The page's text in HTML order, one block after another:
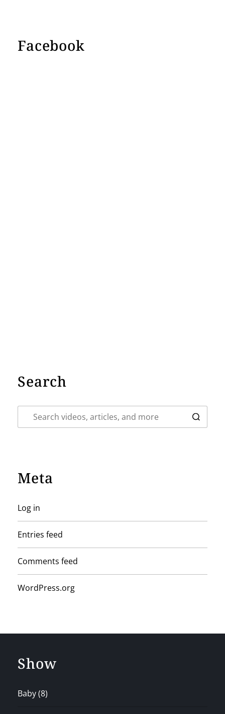
Facebook
Search
Meta
Log in
Entries feed
Comments feed
WordPress.org
Show
Baby(8)